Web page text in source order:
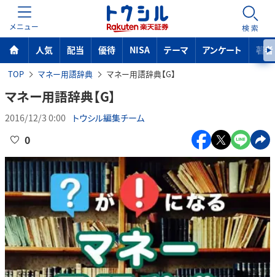
MENU 検索
人気 配当 優待 NISA テーマ アンケート 著者
TOP マネー用語辞典 マネー用語辞典【G】
マネー用語辞典【G】
2016/12/3 0:00 トウシル編集チーム
0